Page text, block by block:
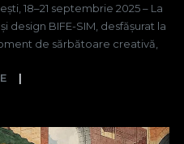
18–21 septembrie 2025 – La
BIFE-SIM, desfășurat la
de sărbătoare creativă,